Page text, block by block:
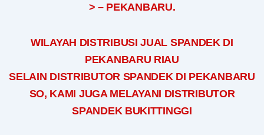
> – PEKANBARU.
WILAYAH DISTRIBUSI JUAL SPANDEK DI
PEKANBARU RIAU
SELAIN DISTRIBUTOR SPANDEK DI PEKANBARU
SO, KAMI JUGA MELAYANI DISTRIBUTOR
SPANDEK BUKITTINGGI